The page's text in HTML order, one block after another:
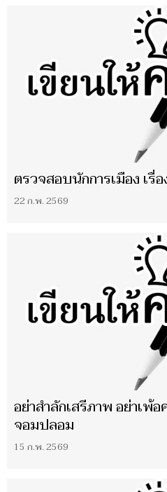
ตรวจสอบนักการเมือง เรื่อ
22 ก.พ. 2569
อย่าสำลักเสรีภาพ อย่าเพ้
จอมปลอม
15 ก.พ. 2569